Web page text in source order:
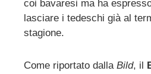
coi bavaresi ma ha
lasciare i tedeschi già al
stagione.
Come riportato dalla Bild, il